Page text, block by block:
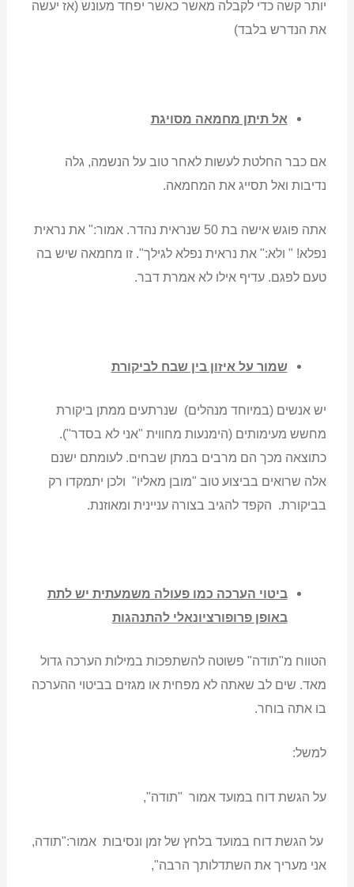
יותר קשה כדי לקבלה מאשר כאשר יפחד מעונש (אז יעשה
את הנדרש בלבד)
אל תיתן מחמאה מסויגת
אם כבר החלטת לעשות לאחר טוב על הנשמה, גלה
נדיבות ואל תסייג את המחמאה.
אתה פוגש אישה בת 50 שנראית נהדר. אמור:" את נראית
נפלא! " ולא:" את נראית נפלא לגילך". זו מחמאה שיש בה
טעם לפגם. עדיף אילו לא אמרת דבר.
שמור על איזון בין שבח לביקורת
יש אנשים (במיוחד מנהלים) שנרתעים ממתן ביקורת
מחשש מעימותים (הימנעות מחווית "אני לא בסדר").
כתוצאה מכך הם מרבים במתן שבחים. לעומתם ישנם
אלה שרואים בביצוע טוב "מובן מאליו" ולכן יתמקדו רק
בביקורת. הקפד להגיב בצורה עניינית ומאוזנת.
ביטוי הערכה כמו פעולה משמעתית יש לתת
באופן פרופורציונאלי להתנהגות
הטווח מ"תודה" פשוטה להשתפכות במילות הערכה גדול
מאד. שים לב שאתה לא מפחית או מגזים בביטוי ההערכה
בו אתה בוחר.
למשל:
על הגשת דוח במועד אמור "תודה",
על הגשת דוח במועד בלחץ של זמן ונסיבות אמור:"תודה,
אני מעריך את השתדלותך הרבה",